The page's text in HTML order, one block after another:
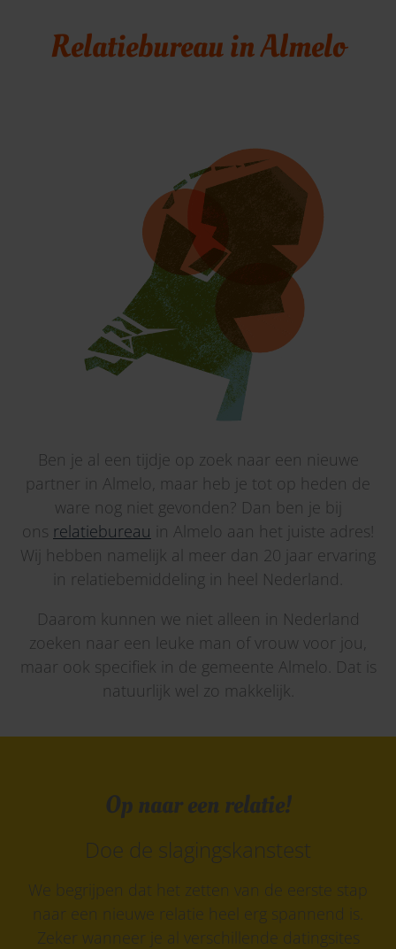
Relatiebureau in Almelo
Ben je al een tijdje op zoek naar een nieuwe
partner in Almelo, maar heb je tot op heden de
ware nog niet gevonden? Dan ben je bij
ons relatiebureau in Almelo aan het juiste adres!
Wij hebben namelijk al meer dan 20 jaar ervaring
in relatiebemiddeling in heel Nederland.
Daarom kunnen we niet alleen in Nederland
zoeken naar een leuke man of vrouw voor jou,
maar ook specifiek in de gemeente Almelo. Dat is
natuurlijk wel zo makkelijk.
Op naar een relatie!
Doe de slagingskanstest
We begrijpen dat het zetten van de eerste stap
naar een nieuwe relatie heel erg spannend is.
Zeker wanneer je al verschillende datingsites